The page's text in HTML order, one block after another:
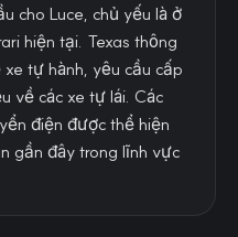
cho Luce, chủ yếu là ở
hiện tại. Texas thông
tự hành, yêu cầu cấp
về các xe tự lái. Các
điện được thể hiện
gần đây trong lĩnh vực